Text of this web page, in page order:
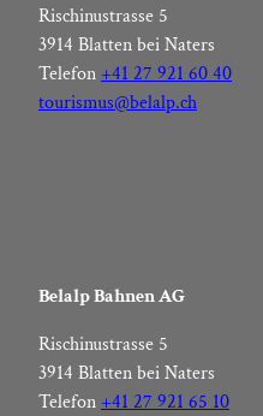
Rischinustrasse 5
3914 Blatten bei Naters
Telefon+41 27 921 60 40
tourismus@belalp.ch
Belalp Bahnen AG
Rischinustrasse 5
3914 Blatten bei Naters
Telefon +41 27 921 65 10